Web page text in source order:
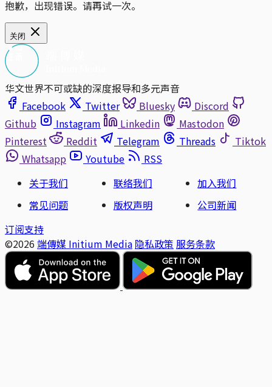
抱歉，出现错误。请再试一次。
关闭
华文世界不可或缺的深度报导和多元声音
Facebook
Twitter Bluesky
Discord
Github
Instagram Linkedin
Mastodon
Pinterest
Reddit Telegram Threads
Tiktok
Whatsapp
Youtube
RSS
关于我们
联络我们
加入我们
常见问题
版权声明
公司新闻
订阅支持
©2026 端傳媒 Initium Media 隐私政策 服务条款